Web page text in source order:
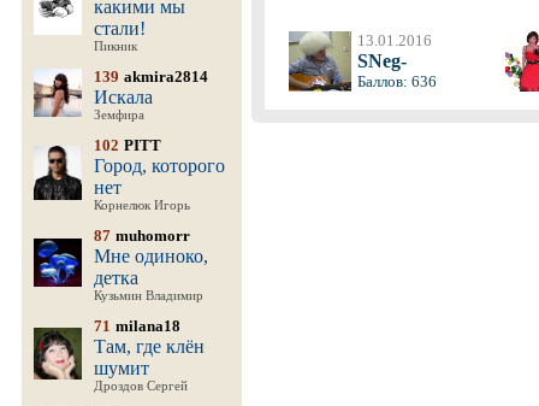
какими мы
стали!
Пикник
139 akmira2814
Искала
Земфира
102 PITT
Город, которого
нет
Корнелюк Игорь
87 muhomorr
Мне одиноко,
детка
Кузьмин Владимир
71 milana18
Там, где клён
шумит
Дроздов Сергей
13.01.2016
SNeg-
Баллов: 636